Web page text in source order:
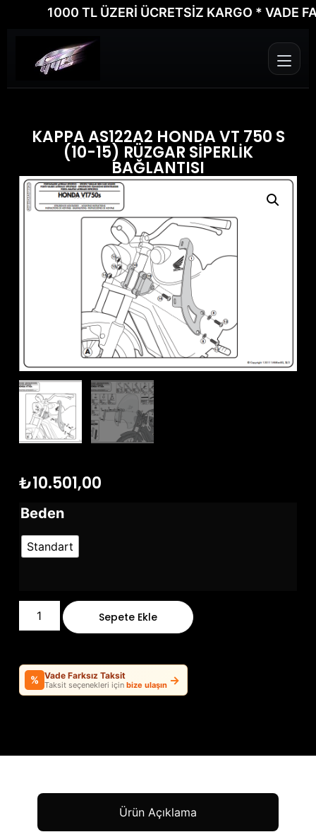
1000 TL ÜZERİ ÜCRETSİZ KARGO * VADE
KAPPA AS122A2 HONDA VT 750 S
(10-15) RÜZGAR SİPERLİK
BAĞLANTISI
₺10.501,00
Beden
Standart
Sepete Ekle
% Vade Farksız Taksit
Taksit seçenekleri için bize ulaşın →
Ürün Açıklama